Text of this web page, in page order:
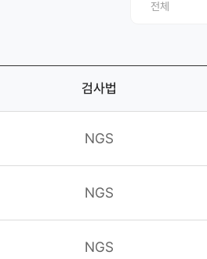
검사법
NGS
NGS
NGS